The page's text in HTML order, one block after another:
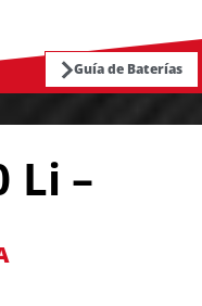
Guía de Baterías
Li –